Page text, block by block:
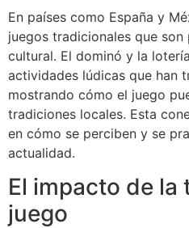
En países como España y
juegos tradicionales que
cultural. El dominó y la
actividades lúdicas que han
mostrando cómo el juego
tradiciones locales. Esta
en cómo se perciben y se
actualidad.
El impacto de la
juego